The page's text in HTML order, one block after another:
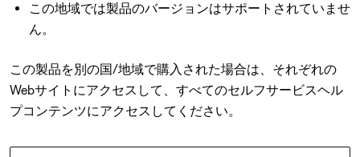
この地域では製品のバージョンはサポートされていませ
ん。
この製品を別の国/地域で購入された場合は、それぞれの
Webサイトにアクセスして、すべてのセルフサービスヘル
プコンテンツにアクセスしてください。